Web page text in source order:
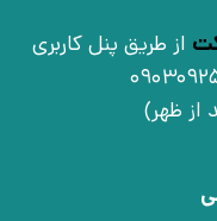
از طریق پنل کاربری